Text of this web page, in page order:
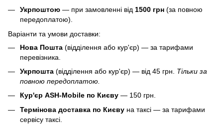
Укрпоштою — при замовленні від 1500 грн (за повною
передоплатою).
Варіанти та умови доставки:
Нова Пошта (відділення або кур'єр) — за тарифами
перевізника.
Укрпошта (відділення або кур'єр) — від 45 грн. Тільки за
повною передоплатою.
Кур'єр ASH-Mobile по Києву — 150 грн.
Термінова доставка по Києву на таксі — за тарифами
сервісу таксі.